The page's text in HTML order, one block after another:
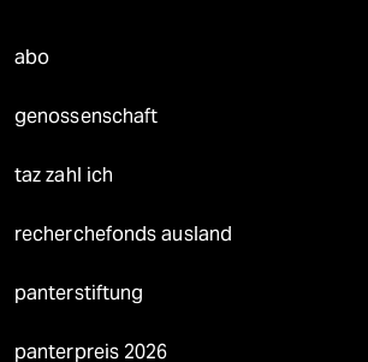
abo
genossenschaft
taz zahl ich
recherchefonds ausland
panterstiftung
panterpreis 2026